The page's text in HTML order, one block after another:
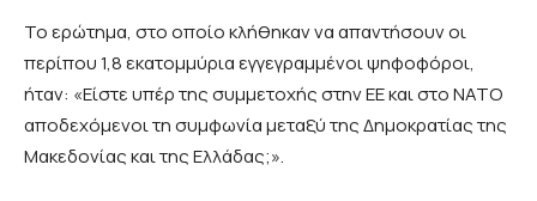
Το ερώτημα, στο οποίο κλήθηκαν να απαντήσουν οι
περίπου 1,8 εκατομμύρια εγγεγραμμένοι ψηφοφόροι,
ήταν: «Είστε υπέρ της συμμετοχής στην ΕΕ και στο ΝΑΤΟ
αποδεχόμενοι τη συμφωνία μεταξύ της Δημοκρατίας της
Μακεδονίας και της Ελλάδας;».